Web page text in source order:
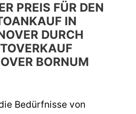
PREIS FÜR DEN
IN
DURCH
BORNUM
Bedürfnisse von